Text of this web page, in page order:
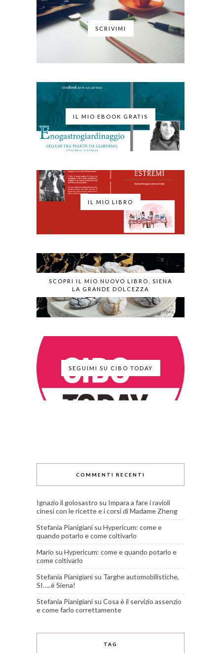
SCRIVIMI
IL MIO EBOOK GRATIS
IL MIO LIBRO
SCOPRI IL MIO NUOVO LIBRO, SIENA
LA GRANDE DOLCEZZA
SEGUIMI SU CIBO TODAY
COMMENTI RECENTI
Ignazio il golosastro su Impara a fare i ravioli
cinesi con le ricette e i corsi di Madame Zheng
Stefania Pianigiani su Hypericum: come e
quando potarlo e come coltivarlo
Mario su Hypericum: come e quando potarlo e
come coltivarlo
Stefania Pianigiani su Targhe automobilistiche,
SI…..è Siena!
Stefania Pianigiani su Cosa è il servizio assenzio
e come farlo correttamente
TAG